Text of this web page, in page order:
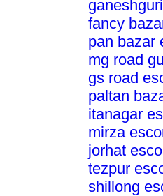
fancy
pan bazar
mg road
gs road
paltan
itanagar
mirza
jorhat
tezpur
shillong